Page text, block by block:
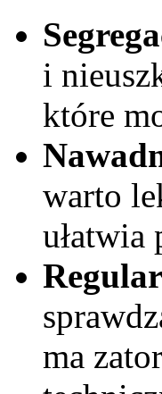
i
które
warto
ułatwia
ma